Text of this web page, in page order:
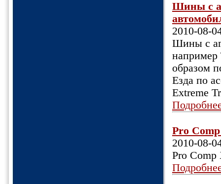
Шины c
2010-08-
Шины c
образом
Езда по
Extreme
Pro
2010-08-
Pro Comp